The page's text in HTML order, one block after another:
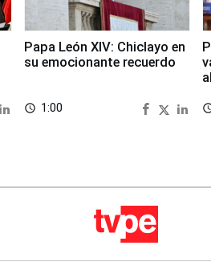
Papa León XIV: Chiclayo en
su emocionante recuerdo
access_time 1:00